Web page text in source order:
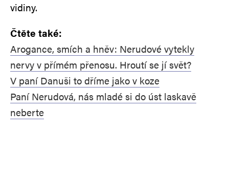
vidiny.
Čtěte také:
Arogance, smích a hněv: Nerudové vytekly
nervy v přímém přenosu. Hroutí se jí svět?
V paní Danuši to dříme jako v koze
Paní Nerudová, nás mladé si do úst laskavě
neberte